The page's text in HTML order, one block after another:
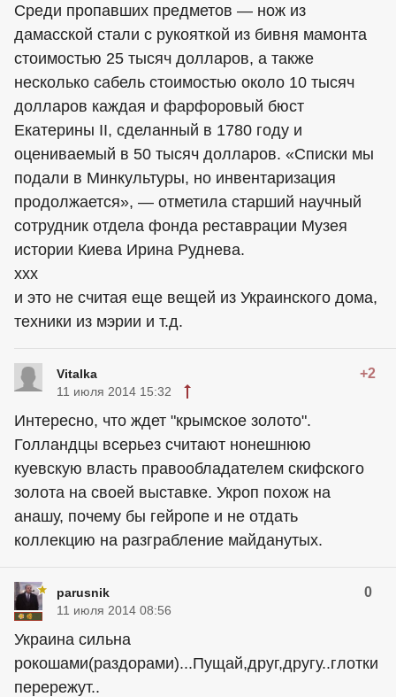
Среди пропавших предметов — нож из
дамасской стали с рукояткой из бивня мамонта
стоимостью 25 тысяч долларов, а также
несколько сабель стоимостью около 10 тысяч
долларов каждая и фарфоровый бюст
Екатерины II, сделанный в 1780 году и
оцениваемый в 50 тысяч долларов. «Списки мы
подали в Минкультуры, но инвентаризация
продолжается», — отметила старший научный
сотрудник отдела фонда реставрации Музея
истории Киева Ирина Руднева.
ххх
и это не считая еще вещей из Украинского дома,
техники из мэрии и т.д.
Vitalka +2
11 июля 2014 15:32
Интересно, что ждет "крымское золото".
Голландцы всерьез считают нонешнюю
куевскую власть правообладателем скифского
золота на своей выставке. Укроп похож на
анашу, почему бы гейропе и не отдать
коллекцию на разграбление майданутых.
parusnik 0
11 июля 2014 08:56
Украина сильна
рокошами(раздорами)...Пущай,друг,другу..глотки
перережут..